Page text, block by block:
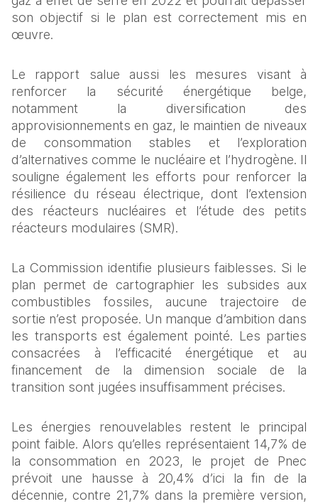
son objectif si le plan est correctement mis en
œuvre.
Le rapport salue aussi les mesures visant à
renforcer la sécurité énergétique belge,
notamment la diversification des
approvisionnements en gaz, le maintien de niveaux
de consommation stables et l’exploration
d’alternatives comme le nucléaire et l’hydrogène. Il
souligne également les efforts pour renforcer la
résilience du réseau électrique, dont l’extension
des réacteurs nucléaires et l’étude des petits
réacteurs modulaires (SMR).
La Commission identifie plusieurs faiblesses. Si le
plan permet de cartographier les subsides aux
combustibles fossiles, aucune trajectoire de
sortie n’est proposée. Un manque d’ambition dans
les transports est également pointé. Les parties
consacrées à l’efficacité énergétique et au
financement de la dimension sociale de la
transition sont jugées insuffisamment précises.
Les énergies renouvelables restent le principal
point faible. Alors qu’elles représentaient 14,7% de
la consommation en 2023, le projet de Pnec
prévoit une hausse à 20,4% d’ici la fin de la
décennie, contre 21,7% dans la première version,